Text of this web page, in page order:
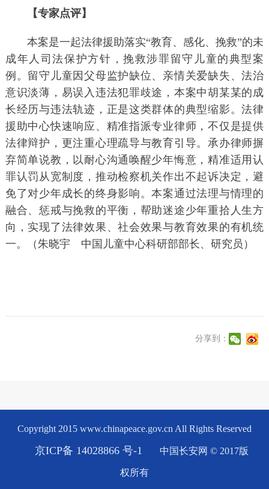
【专家点评】
本案是一起法律援助落实“教育、感化、挽救”的未
成年人司法保护方针，挽救涉罪留守儿童的典型案
例。留守儿童因父母监护缺位、亲情关爱缺失、法治
意识淡薄，易误入违法犯罪歧途，本案中胡某某的成
长经历与违法轨迹，正是这类群体的典型缩影。法律
援助中心快速响应、精准指派专业律师，不仅是提供
法律辩护，更注重心理疏导与教育引导。承办律师摒
弃简单说教，以耐心沟通唤醒少年悔意，精准适用认
罪认罚从宽制度，推动检察机关作出不起诉决定，避
免了对少年成长的终身影响。本案通过法理与情理的
融合、惩戒与挽救的平衡，帮助迷途少年重拾人生方
向，实现了法律效果、社会效果与教育效果的有机统
一。（朱晓宇 中国儿童中心科研部部长、研究员）
分享到：
Copyright 2015 www.chinapeace.gov.cn All Rights Reserved
京ICP备 14028866 号-1 中国长安网 © 2017版
权所有